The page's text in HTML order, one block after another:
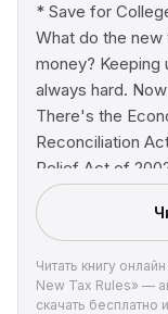
* Save for
What do the new
money? Keeping
always hard.
There's the
Reconciliation
Relief Act of
Assistance Act
will be «phased-
come. How can
answers your
Читать книгу
New Tax Rules» —
скачать